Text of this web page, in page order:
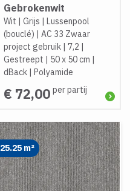
Gebrokenwit
Wit | Grijs | Lussenpool
(bouclé) | AC 33 Zwaar
project gebruik | 7,2 |
Gestreept | 50 x 50 cm |
dBack | Polyamide
€ 72,00 per partij
25.25 m²